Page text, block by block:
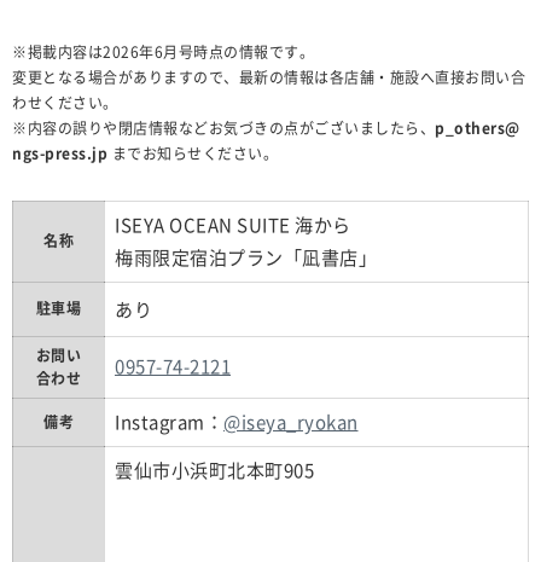
※掲載内容は2026年6月号時点の情報です。
変更となる場合がありますので、最新の情報は各店舗・施設へ直接お問い合
わせください。
※内容の誤りや閉店情報などお気づきの点がございましたら、 p_others@
ngs-press.jp までお知らせください。
名称
ISEYA OCEAN SUITE 海から
梅雨限定宿泊プラン「凪書店」
駐車場 あり
お問い
合わせ
0957-74-2121
備考 Instagram： @iseya_ryokan
雲仙市小浜町北本町905